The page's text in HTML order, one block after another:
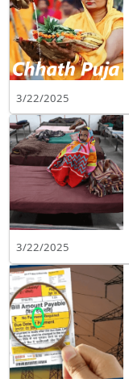
3/22/2025
3/22/2025